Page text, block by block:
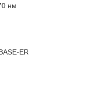
нм
ER